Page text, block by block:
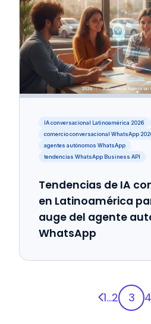
IA conversacional Latinoamérica 2026
comercio conversacional WhatsApp
agentes autónomos WhatsApp
tendencias WhatsApp Business API
Tendencias de IA
en Latinoamérica
auge del agente
WhatsApp
Página
1...2 3 4